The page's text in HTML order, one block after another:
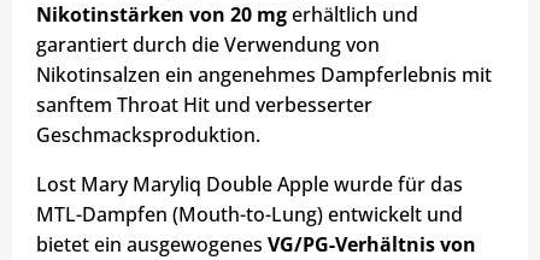
Nikotinstärken von 20 mgerhältlich und
garantiert durch die Verwendung von
Nikotinsalzen ein angenehmes Dampferlebnis mit
sanftem Throat Hit und verbesserter
Geschmacksproduktion.
Lost Mary Maryliq Double Apple wurde für das
MTL-Dampfen (Mouth-to-Lung) entwickelt und
bietet ein ausgewogenes VG/PG-Verhältnis von